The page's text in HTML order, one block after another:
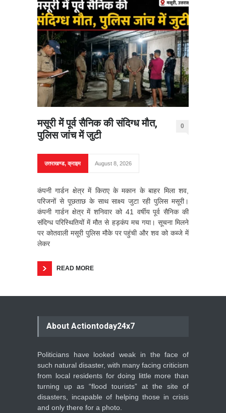
मसूरी में पूर्व सैनिक की संदिग्ध मौत,
पुलिस जांच में जुटी
0
उत्तराखण्ड,क्राइम August 8, 2026
कंपनी गार्डन क्षेत्र में किराए के मकान के बाहर मिला शव,
परिजनों से पूछताछ के साथ साक्ष्य जुटा रही पुलिस मसूरी।
कंपनी गार्डन क्षेत्र में शनिवार को 41 वर्षीय पूर्व सैनिक की
संदिग्ध परिस्थितियों में मौत से हड़कंप मच गया। सूचना मिलने
पर कोतवाली मसूरी पुलिस मौके पर पहुंची और शव को कब्जे में
लेकर
READ MORE
About Actiontoday24x7
Politicians have looked weak in the face of
such natural disaster, with many facing criticism
from local residents for doing little more than
turning up as “flood tourists” at the site of
disasters, incapable of helping those in crisis
and only there for a photo.